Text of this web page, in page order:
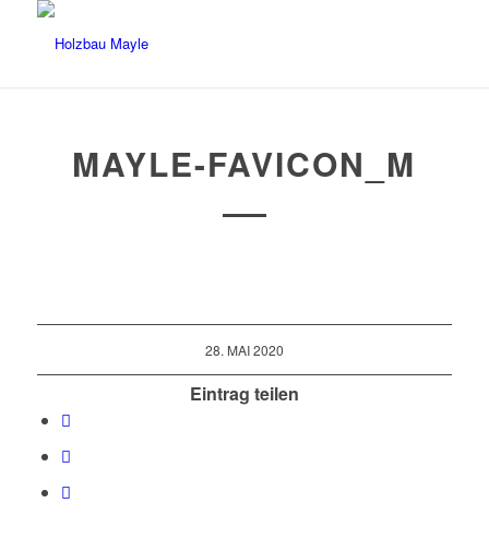
MAYLE-FAVICON_M
28. MAI 2020
Eintrag teilen